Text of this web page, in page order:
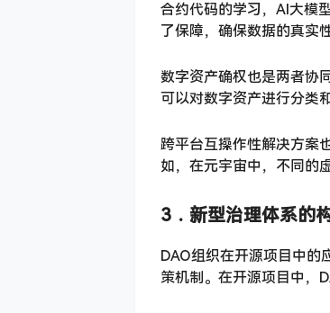
合约代码的学习，AI大模
了保障，确保数据的真实
数字资产确权也是两者协
可以对数字资产进行分类
跨平台互操作性解决方案
如，在元宇宙中，不同的
3． 新型治理体系的
DAO组织在开源项目中的
策机制。在开源项目中，